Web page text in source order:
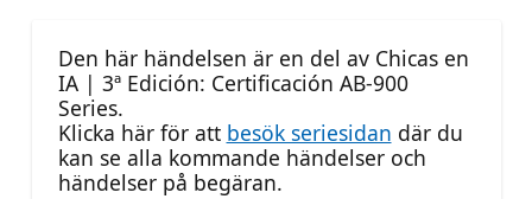
Den här händelsen är en del av Chicas en
IA | 3ª Edición: Certificación AB-900
Series.
Klicka här för att besök seriesidan där du
kan se alla kommande händelser och
händelser på begäran.